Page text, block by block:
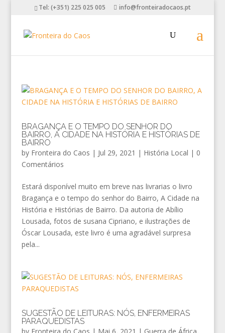
Tel: (+351) 225 025 005 info@fronteiradocaos.pt
BRAGANÇA E O TEMPO DO SENHOR DO
BAIRRO, A CIDADE NA HISTÓRIA E HISTÓRIAS DE
BAIRRO
by Fronteira do Caos | Jul 29, 2021 | História Local | 0
Comentários
Estará disponível muito em breve nas livrarias o livro
Bragança e o tempo do senhor do Bairro, A Cidade na
História e Histórias de Bairro. Da autoria de Abílio
Lousada, fotos de susana Cipriano, e ilustrações de
Óscar Lousada, este livro é uma agradável surpresa
pela...
SUGESTÃO DE LEITURAS: NÓS, ENFERMEIRAS
PARAQUEDISTAS